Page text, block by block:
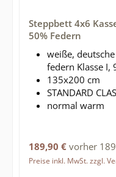
Steppbett 4x6 Kassetten
50% Federn
weiße,
federn Klasse I,
135x200 cm
STANDARD
normal warm
Regulärer Preis:
189,90 € vorher
Preise inkl. MwSt. zzgl.